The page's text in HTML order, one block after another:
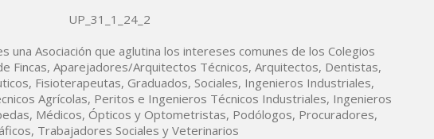
una Asociación que aglutina los intereses comunes de los Colegios
Fincas, Aparejadores/Arquitectos Técnicos, Arquitectos, Dentistas,
Fisioterapeutas, Graduados, Sociales, Ingenieros Industriales,
Agrícolas, Peritos e Ingenieros Técnicos Industriales, Ingenieros
Médicos, Ópticos y Optometristas, Podólogos, Procuradores,
Trabajadores Sociales y Veterinarios